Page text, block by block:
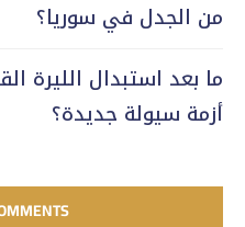
من الجدل في سوريا؟
ما بعد استبدال الليرة
أزمة سيولة جديدة؟